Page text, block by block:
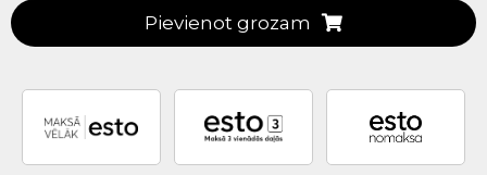
Pievienot grozam